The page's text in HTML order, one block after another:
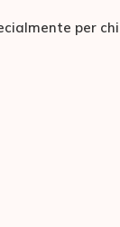
per